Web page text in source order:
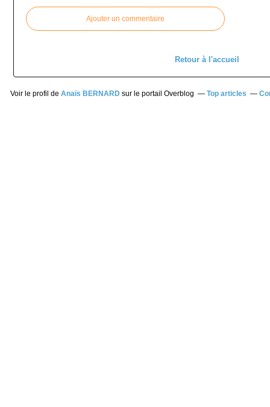
Ajouter un commentaire
Retour à l'accueil
Voir le profil de Anaïs BERNARDsur le portail Overblog Top articles